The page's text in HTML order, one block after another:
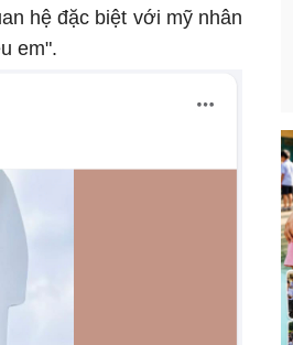
hệ đặc biệt với mỹ nhân
em".